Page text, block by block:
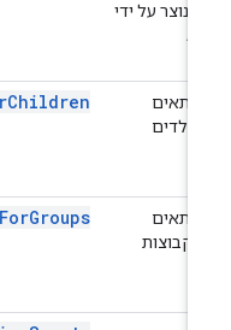
שנוצר על ידי
מתאים
לילדים
מתאים
לקבוצות